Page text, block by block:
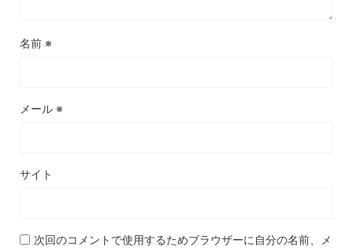
名前 ※
メール ※
サイト
次回のコメントで使用するためブラウザーに自分の名前、メ